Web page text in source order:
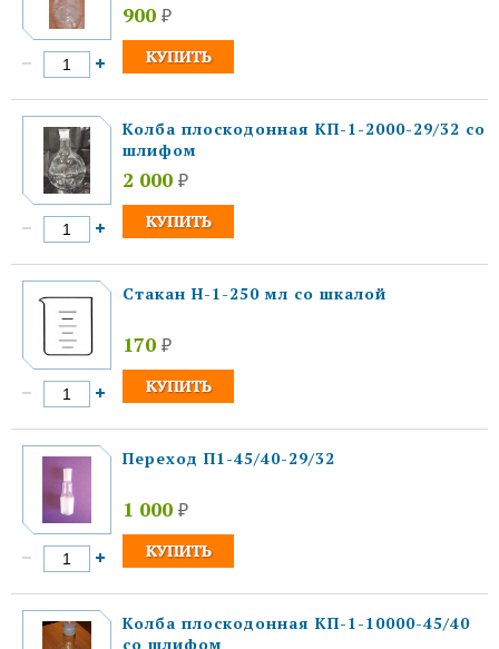
900 ₽
Колба плоскодонная КП-1-2000-29/32 со
шлифом
2 000 ₽
Стакан Н-1-250 мл со шкалой
170 ₽
Переход П1-45/40-29/32
1 000 ₽
Колба плоскодонная КП-1-10000-45/40
со шлифом